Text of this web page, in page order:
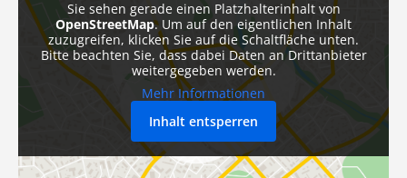
Sie sehen gerade einen Platzhalterinhalt von
OpenStreetMap. Um auf den eigentlichen Inhalt
zuzugreifen, klicken Sie auf die Schaltfläche unten.
Bitte beachten Sie, dass dabei Daten an Drittanbieter
weitergegeben werden.
Mehr Informationen
Inhalt entsperren